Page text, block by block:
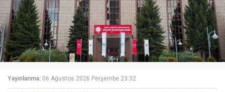
Yayınlanma: 06 Ağustos 2026 Perşembe 23:32